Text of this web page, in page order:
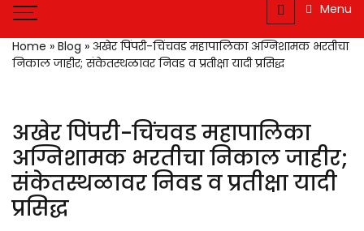
Marathi
News and
Trusted
Companion for the
Latest News
Menu
Home » Blog » अखेर पिंपरी-चिंचवड महापालिका अग्निशामक भरतीचा
निकाल जाहीर; संकेतस्थळावर निवड व प्रतीक्षा यादी प्रसिद्ध
अखेर पिंपरी-चिंचवड महापालिका
अग्निशामक भरतीचा निकाल जाहीर;
संकेतस्थळावर निवड व प्रतीक्षा यादी
प्रसिद्ध